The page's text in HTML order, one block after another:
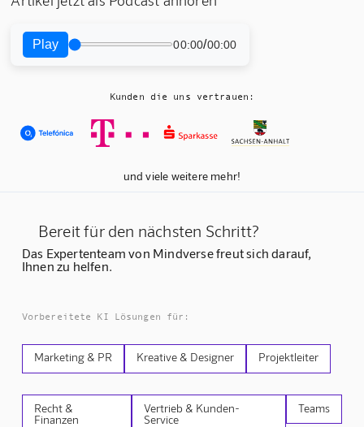
Play 00:00/00:00
Kunden die uns vertrauen:
und viele weitere mehr!
Bereit für den nächsten Schritt?
Das Expertenteam von Mindverse freut sich darauf,
Ihnen zu helfen.
Vorbereitete KI Lösungen für:
Marketing & PR Kreative & Designer Projektleiter
Recht &
Finanzen
Vertrieb & Kunden-
Service
Teams